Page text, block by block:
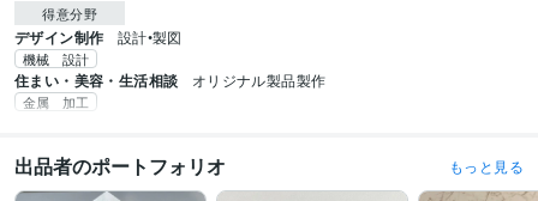
得意分野
デザイン制作 設計•製図
機械 設計
住まい・美容・生活相談 オリジナル製品製作
金属 加工
出品者のポートフォリオ もっと見る